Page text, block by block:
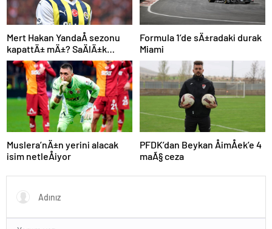
Mert Hakan YandaÅ sezonu
kapattÄ± mÄ±? SaÄlÄ±k
durumu hakkÄ±nda
aÃ§Ä±klama
Formula 1’de sÄ±radaki durak
Miami
Muslera’nÄ±n yerini alacak
isim netleÅiyor
PFDK’dan Beykan ÅimÅek’e 4
maÃ§ ceza